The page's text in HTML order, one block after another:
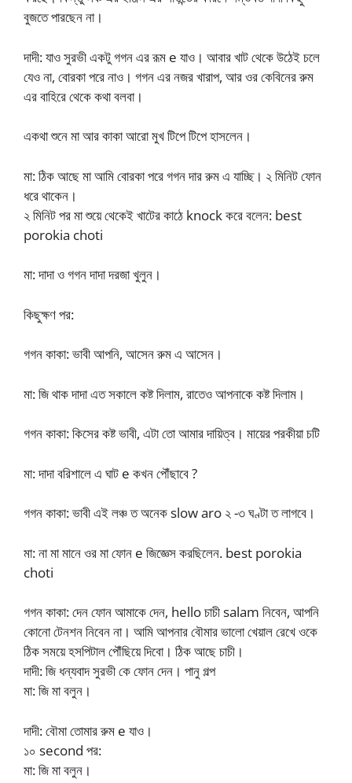
বুজতে পারছেন না।
দাদী: যাও সুরভী একটু গগন এর রূম e যাও। আবার খাট থেকে উঠেই চলে
যেও না, বোরকা পরে নাও। গগন এর নজর খারাপ, আর ওর কেবিনের রুম
এর বাহিরে থেকে কথা বলবা।
একথা শুনে মা আর কাকা আরো মুখ টিপে টিপে হাসলেন।
মা: ঠিক আছে মা আমি বোরকা পরে গগন দার রুম এ যাচ্ছি। ২ মিনিট ফোন
ধরে থাকেন।
২ মিনিট পর মা শুয়ে থেকেই খাটের কাঠে knock করে বলেন: best
porokia choti
মা: দাদা ও গগন দাদা দরজা খুলুন।
কিছুক্ষণ পর:
গগন কাকা: ভাবী আপনি, আসেন রুম এ আসেন।
মা: জি থাক দাদা এত সকালে কষ্ট দিলাম, রাতেও আপনাকে কষ্ট দিলাম।
গগন কাকা: কিসের কষ্ট ভাবী, এটা তো আমার দায়িত্ব। মায়ের পরকীয়া চটি
মা: দাদা বরিশালে এ ঘাট e কখন পৌঁছাবে ?
গগন কাকা: ভাবী এই লঞ্চ ত অনেক slow aro ২ -৩ ঘণ্টা ত লাগবে।
মা: না মা মানে ওর মা ফোন e জিজ্ঞেস করছিলেন. best porokia
choti
গগন কাকা: দেন ফোন আমাকে দেন, hello চাচী salam নিবেন, আপনি
কোনো টেনশন নিবেন না। আমি আপনার বৌমার ভালো খেয়াল রেখে ওকে
ঠিক সময়ে হসপিটাল পৌঁছিয়ে দিবো। ঠিক আছে চাচী।
দাদী: জি ধন্যবাদ সুরভী কে ফোন দেন। পানু গল্প
মা: জি মা বলুন।
দাদী: বৌমা তোমার রুম e যাও।
১০ second পর:
মা: জি মা বলুন।